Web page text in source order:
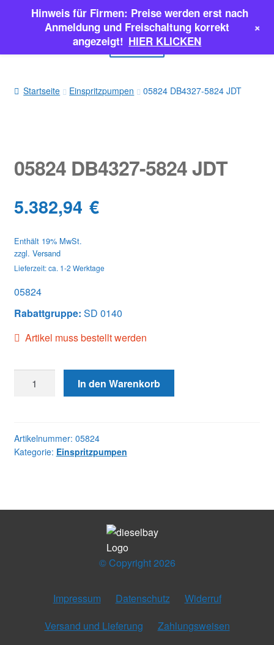
springen
springen
Menü
SALE
Classic Parts
Startseite Einspritzpumpen 05824 DB4327-5824 JDT
05824 DB4327-5824 JDT
5.382,94 €
Enthält 19% MwSt.
zzgl. Versand
Lieferzeit: ca. 1-2 Werktage
05824
Rabattgruppe: SD 0140
Artikel muss bestellt werden
DB4327-
Menge
In den Warenkorb
Artikelnummer: 05824
Kategorie: Einspritzpumpen
© Copyright 2026
Impressum Datenschutz
Widerruf
Versand und Lieferung
Zahlungsweisen
Hinweis für Firmen: Preise werden erst nach
Anmeldung und Freischaltung korrekt
angezeigt! HIER KLICKEN
+